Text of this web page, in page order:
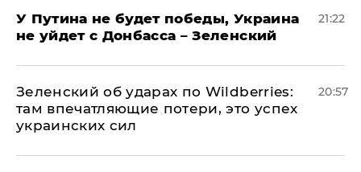
У Путина не будет победы, Украина
не уйдет с Донбасса – Зеленский
21:22
Зеленский об ударах по Wildberries:
там впечатляющие потери, это успех
украинских сил
20:57